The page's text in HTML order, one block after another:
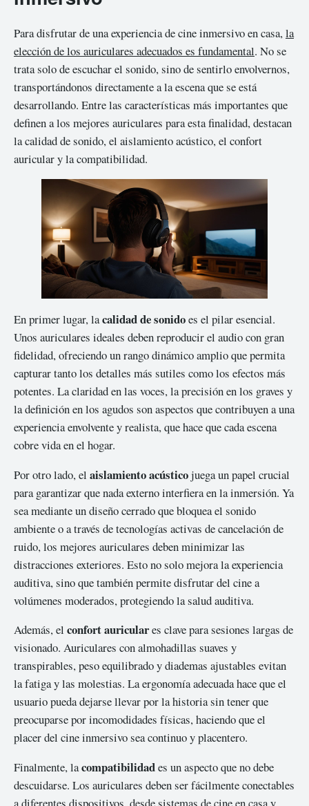
Para disfrutar de una experiencia de cine inmersivo en casa, la
elección de los auriculares adecuados es fundamental. No se
trata solo de escuchar el sonido, sino de sentirlo envolvernos,
transportándonos directamente a la escena que se está
desarrollando. Entre las características más importantes que
definen a los mejores auriculares para esta finalidad, destacan
la calidad de sonido, el aislamiento acústico, el confort
auricular y la compatibilidad.
En primer lugar, lacalidad de sonidoes el pilar esencial.
Unos auriculares ideales deben reproducir el audio con gran
fidelidad, ofreciendo un rango dinámico amplio que permita
capturar tanto los detalles más sutiles como los efectos más
potentes. La claridad en las voces, la precisión en los graves y
la definición en los agudos son aspectos que contribuyen a una
experiencia envolvente y realista, que hace que cada escena
cobre vida en el hogar.
Por otro lado, el aislamiento acústicojuega un papel crucial
para garantizar que nada externo interfiera en la inmersión. Ya
sea mediante un diseño cerrado que bloquea el sonido
ambiente o a través de tecnologías activas de cancelación de
ruido, los mejores auriculares deben minimizar las
distracciones exteriores. Esto no solo mejora la experiencia
auditiva, sino que también permite disfrutar del cine a
volúmenes moderados, protegiendo la salud auditiva.
Además, el confort auriculares clave para sesiones largas de
visionado. Auriculares con almohadillas suaves y
transpirables, peso equilibrado y diademas ajustables evitan
la fatiga y las molestias. La ergonomía adecuada hace que el
usuario pueda dejarse llevar por la historia sin tener que
preocuparse por incomodidades físicas, haciendo que el
placer del cine inmersivo sea continuo y placentero.
Finalmente, lacompatibilidades un aspecto que no debe
descuidarse. Los auriculares deben ser fácilmente conectables